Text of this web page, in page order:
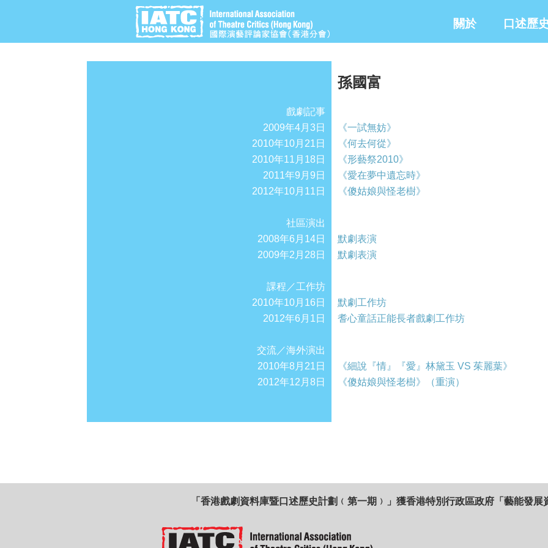
關於 口述歷史
孫國富
戲劇記事
2009年4月3日
《一試無妨》
2010年10月21日
《何去何從》
2010年11月18日
《形藝祭2010》
2011年9月9日
《愛在夢中遺忘時》
2012年10月11日
《傻姑娘與怪老樹》
社區演出
2008年6月14日
默劇表演
2009年2月28日
默劇表演
課程／工作坊
2010年10月16日
默劇工作坊
2012年6月1日
耆心童話正能長者戲劇工作坊
交流／海外演出
2010年8月21日
《細說『情』『愛』林黛玉 VS 茱麗葉》
2012年12月8日
《傻姑娘與怪老樹》（重演）
「香港戲劇資料庫暨口述歷史計劃﹙第一期﹚」獲香港特別行政區政府「藝能發展